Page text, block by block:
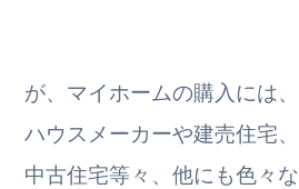
が、マイホームの購入には、
ハウスメーカーや建売住宅、
中古住宅等々、他にも色々な